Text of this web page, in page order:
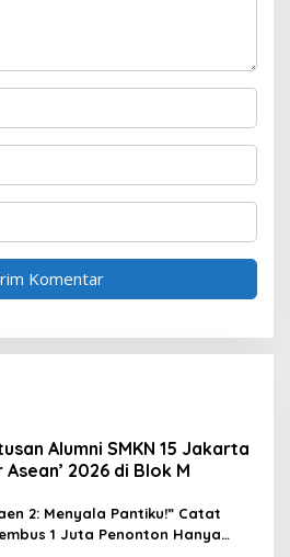
Alumni SMKN 15 Jakarta
2026 di Blok M
2: Menyala Pantiku!” Catat
1 Juta Penonton Hanya